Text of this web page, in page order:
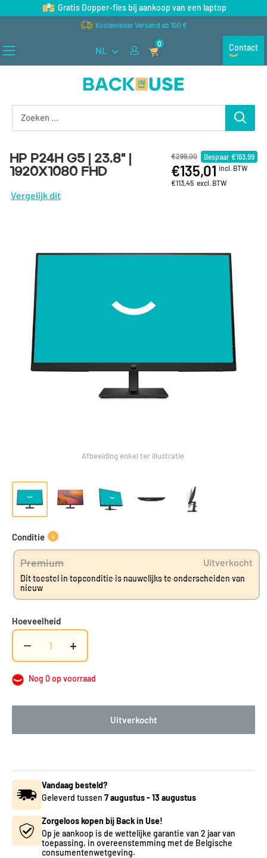
Naar inhoud gaanGratis Dopper-fles bij aankoop van een laptop
Kostenloser Versand ab 100 €
Back in Use
NL
0 Contact
HP P24H G5 | 23.8" |
1920x1080 FHD
€299,00 Bespaar €163,99
€135,01 incl. BTW
€113,45 excl. BTW
Vergelijk dit
Afbeelding enkel ter illustratie
Conditie
Premium Uitverkocht
Dit toestel in topconditie is nauwelijks te onderscheiden van
nieuw
Hoeveelheid
− +
Nog 0 op voorraad
Uitverkocht
Vandaag besteld?
Geleverd tussen 7 augustus-13 augustus
Zorgeloos kopen bij Back in Use!
Op je aankoop is de wettelijke garantie van 2 jaar van
toepassing, in overeenstemming met de Belgische
consumentenwetgeving.